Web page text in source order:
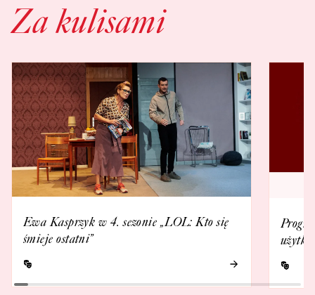
Za kulisami
Ewa Kasprzyk w 4. sezonie „LOL: Kto się
śmieje ostatni”